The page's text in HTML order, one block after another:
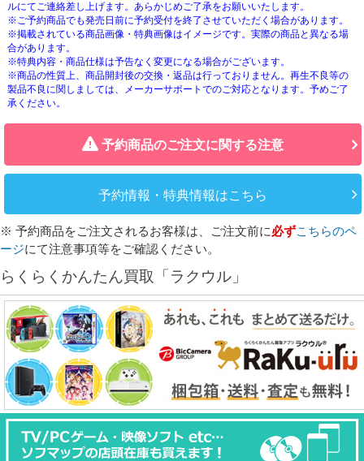
ルにてご連絡差し上げます。あらかじめご了承をお願いいたします。
※ご予約商品でも発売日前に予約受付を終了させていただく場合があります。
※掲載されている商品画像・特典画像はイメージです。実際の商品と異なる場
合があります。
※特典内容・商品仕様は予告なく変更になる場合がございます。
※商品の性質上、商品開封後の交換・返品は行っておりません。再生不良等の
製品不良に関しましては、メーカーサポートでのご対応となります。予めご了
承ください。
予約商品のご注文に関する注意
予約情報・特典情報はこちら
※ 予約商品をご注文されるお客様は、ご注文前に必ずこちらのペ
ージにて注意事項等をご確認ください。
らくらくかんたん買取「ラクウル」